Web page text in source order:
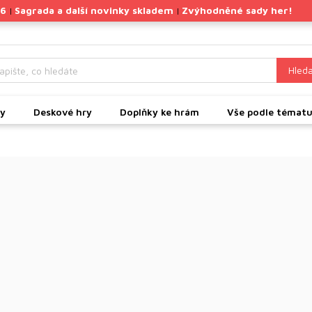
| Sagrada a další novinky skladem | Zvýhodněné sady her!
Deskové hry Doplňky ke hrám Vše podle tématu